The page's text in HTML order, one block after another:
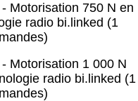
Motorisation 750 N en
radio bi.linked (1
Motorisation 1 000 N
radio bi.linked (1